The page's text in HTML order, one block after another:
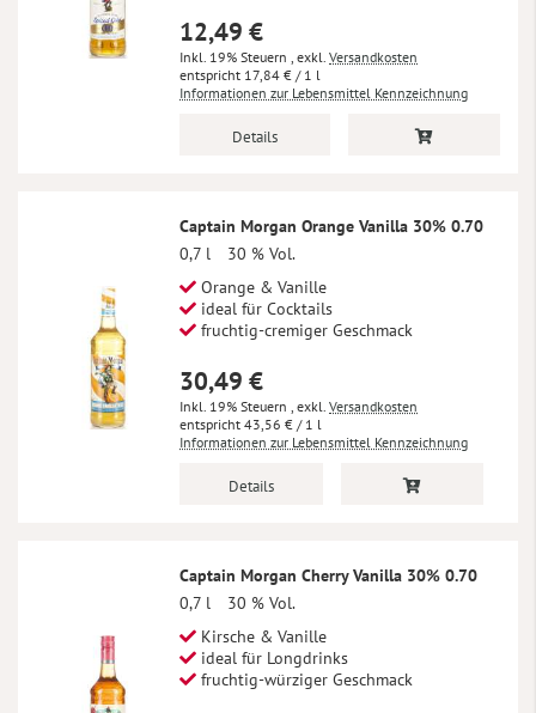
12,49 €
Inkl. 19% Steuern , exkl. Versandkosten
17,84 € / 1 l
Informationen zur Lebensmittel Kennzeichnung
Details
Captain Morgan Orange Vanilla 30% 0.70
0,7 l
30 % Vol.
Orange & Vanille
ideal für Cocktails
fruchtig-cremiger Geschmack
30,49 €
Inkl. 19% Steuern , exkl. Versandkosten
43,56 € / 1 l
Informationen zur Lebensmittel Kennzeichnung
Details
Captain Morgan Cherry Vanilla 30% 0.70
0,7 l
30 % Vol.
Kirsche & Vanille
ideal für Longdrinks
fruchtig-würziger Geschmack